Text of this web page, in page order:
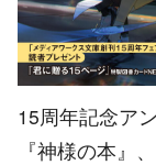
15周年記念ア
『神様の本』